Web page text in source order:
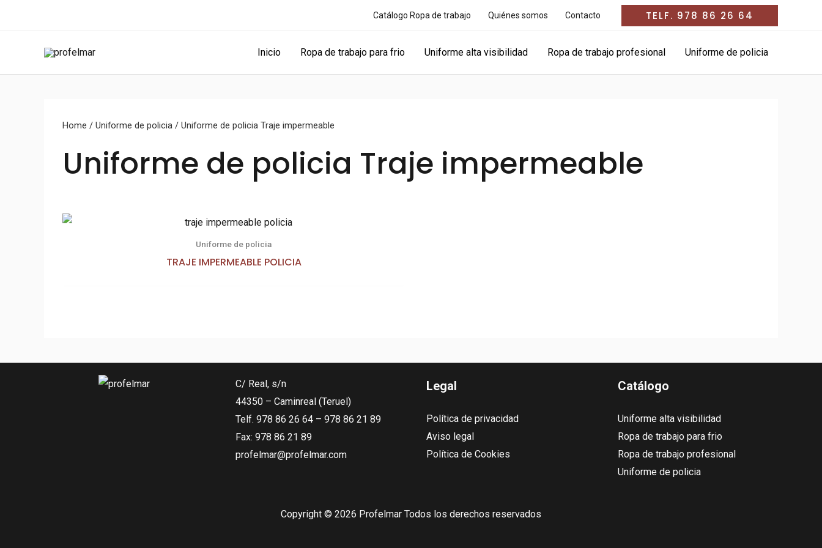
Catálogo Ropa de trabajo Quiénes somos Contacto TELF. 978 86 26 64
Inicio Ropa de trabajo para frio Uniforme alta visibilidad Ropa de trabajo profesional Uniforme de policia
Home / Uniforme de policia / Uniforme de policia Traje impermeable
Uniforme de policia Traje impermeable
Uniforme de policia
TRAJE IMPERMEABLE POLICIA
C/ Real, s/n
44350 – Caminreal (Teruel)
Telf. 978 86 26 64 – 978 86 21 89
Fax: 978 86 21 89
profelmar@profelmar.com
Legal
Política de privacidad
Aviso legal
Política de Cookies
Catálogo
Uniforme alta visibilidad
Ropa de trabajo para frio
Ropa de trabajo profesional
Uniforme de policia
Copyright © 2026 Profelmar Todos los derechos reservados